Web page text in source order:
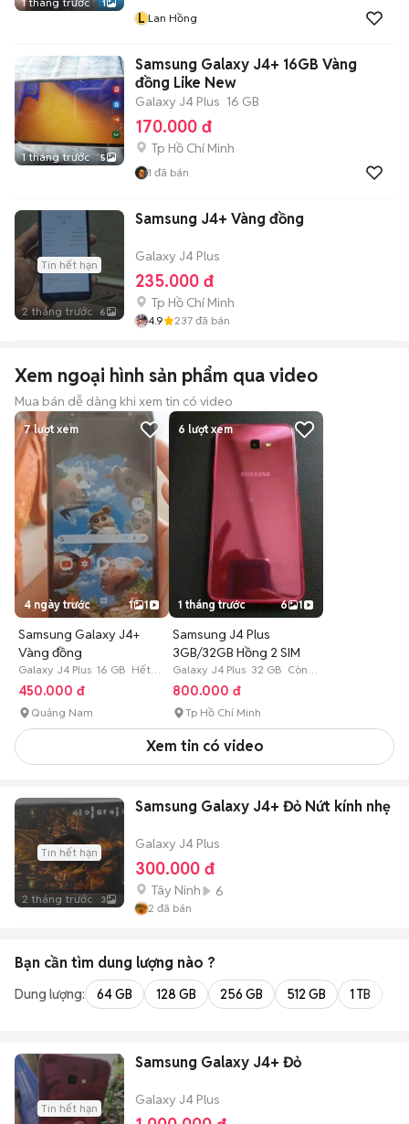
1
L Lan Hồng
1 tháng trước 5
Samsung Galaxy J4+ 16GB Vàng
đồng Like New
Galaxy J4 Plus 16 GB
170.000 đ
Tp Hồ Chí Minh
1 đã bán
Tin hết hạn
2 tháng trước 6
Samsung J4+ Vàng đồng
Galaxy J4 Plus
235.000 đ
Tp Hồ Chí Minh
4.9 237 đã bán
Xem ngoại hình sản phẩm qua video
Mua bán dễ dàng khi xem tin có video
7lượt xem
4 ngày trước 1 1
Samsung Galaxy J4+
Vàng đồng
Galaxy J4 Plus 16 GB Hết
bảo hành
450.000 đ
Quảng Nam
6 lượt xem
1 tháng trước 6 1
Samsung J4 Plus
3GB/32GB Hồng 2 SIM
Galaxy J4 Plus 32 GB Còn
bảo hành
800.000 đ
Tp Hồ Chí Minh
Xem tin có video
Tin hết hạn
2 tháng trước 3
Samsung Galaxy J4+ Đỏ Nứt kính nhẹ
Galaxy J4 Plus
300.000 đ
Tây Ninh 6
2 đã bán
Bạn cần tìm dung lượng nào ?
Dung lượng: 64 GB 128 GB 256 GB 512 GB 1 TB
Tin hết hạn
Samsung Galaxy J4+ Đỏ
Galaxy J4 Plus